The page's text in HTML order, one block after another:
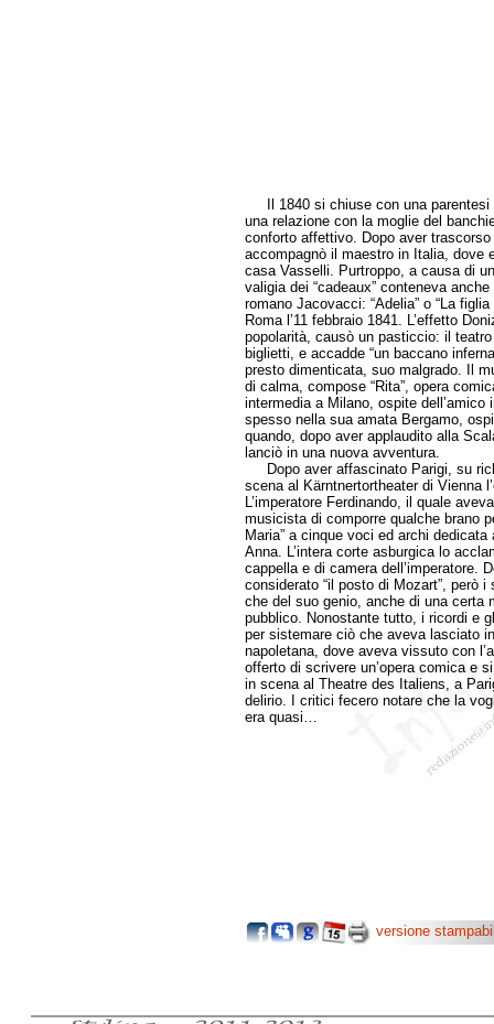
Il 1840 si chiuse con una parentesi
una relazione con la moglie del
conforto affettivo. Dopo aver
accompagnò il maestro in Italia, dove
casa Vasselli. Purtroppo, a causa di
valigia dei “cadeaux” conteneva
romano Jacovacci: “Adelia” o “La
Roma l’11 febbraio 1841. L’effetto
popolarità, causò un pasticcio: il
biglietti, e accadde “un baccano
presto dimenticata, suo malgrado. Il
di calma, compose “Rita”, opera
intermedia a Milano, ospite
spesso nella sua amata Bergamo,
quando, dopo aver applaudito alla
lanciò in una nuova avventura.
Dopo aver affascinato Parigi, su
scena al Kärntnertortheater di Vienna
L’imperatore Ferdinando, il quale
musicista di comporre qualche brano
Maria” a cinque voci ed archi
Anna. L’intera corte asburgica lo
cappella e di camera dell’imperatore.
considerato “il posto di Mozart”, però
che del suo genio, anche di una certa
pubblico. Nonostante tutto, i ricordi e
per sistemare ciò che aveva lasciato
napoletana, dove aveva vissuto con
offerto di scrivere un’opera comica e
in scena al Theatre des Italiens, a
delirio. I critici fecero notare che la
era quasi…
versione